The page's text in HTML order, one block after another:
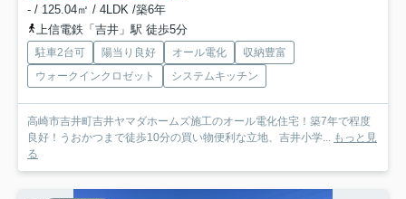
- / 125.04㎡ / 4LDK /築6年
上信電鉄「吉井」駅 徒歩5分
駐車2台可 陽当り良好 オール電化
収納豊富
ウォークインクロゼット
システムキッチン
高崎市吉井町吉井ヤマダホームズ施工のオール電化住宅！築7年で程度
良好！うおかつまで徒歩10分の買い物便利な立地、吉井小学...
もっと見
る